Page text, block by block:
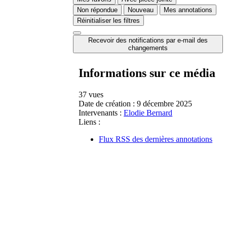
Non répondue
Nouveau
Mes annotations
Réinitialiser les filtres
Recevoir des notifications par e-mail des
changements
Informations sur ce média
37 vues
Date de création : 9 décembre 2025
Intervenants : Elodie Bernard
Liens :
Flux RSS des dernières annotations